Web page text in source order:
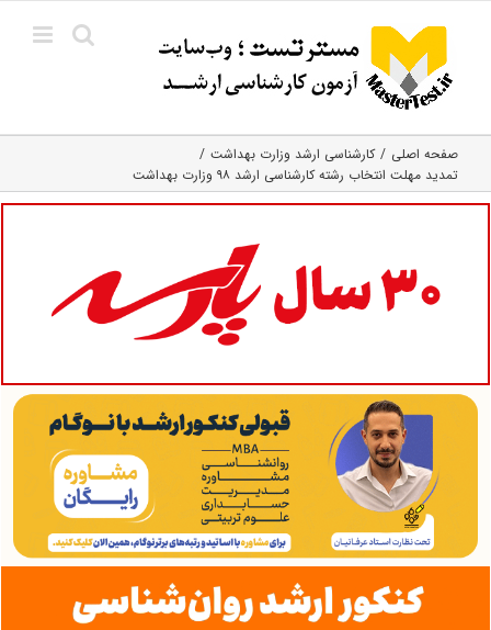
content
صفحه اصلی
کارشناسی ارشد وزارت بهداشت
تمدید مهلت انتخاب رشته کارشناسی ارشد ۹۸ وزارت بهداشت